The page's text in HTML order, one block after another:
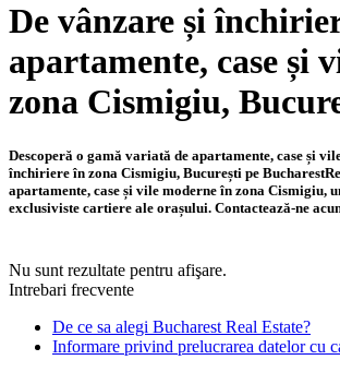
De vânzare și
apartamente, case și
zona Cismigiu,
Descoperă o gamă variată de apartamente, case și
închiriere în zona Cismigiu, București pe
apartamente, case și vile moderne în zona Cismigiu,
exclusiviste cartiere ale orașului. Contactează-ne
Nu sunt rezultate pentru afişare.
Intrebari frecvente
De ce sa alegi Bucharest Real Estate?
Informare privind prelucrarea datelor cu